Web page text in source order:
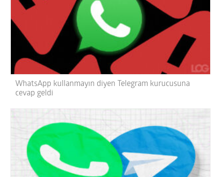
WhatsApp kullanmayın diyen Telegram kurucusuna
cevap geldi